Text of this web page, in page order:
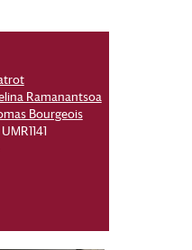
Ramanantsoa
Bourgeois